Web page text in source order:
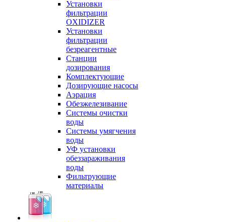
Установки
фильтрации
OXIDIZER
Установки
фильтрации
безреагентные
Станции
дозирования
Комплектующие
Дозирующие насосы
Аэрация
Обезжелезивание
Системы очистки
воды
Системы умягчения
воды
УФ установки
обеззараживания
воды
Фильтрующие
материалы